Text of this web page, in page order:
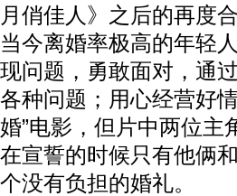
月俏佳人》之后的再度
当今离婚率极高的年轻
现问题，勇敢面对，通
各种问题；用心经营好
婚”电影，但片中两位主
在宣誓的时候只有他俩
个没有负担的婚礼。